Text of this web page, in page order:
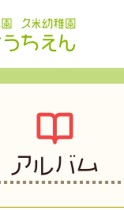
認定こ
アルバム